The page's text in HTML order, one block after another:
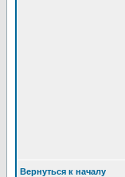
Вернуться к началу